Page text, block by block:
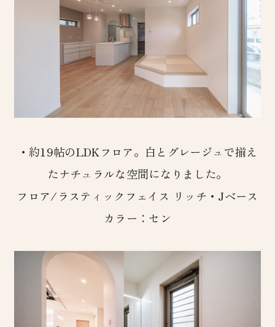
・約19帖のLDKフロア。白とグレージュで揃え
たナチュラルな空間になりました。
フロア/ラスティックフェイス リッチ・Jベース
カラー：セン